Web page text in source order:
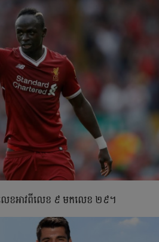
លេខ​អាវ​ពី​លេខ ៩ មក​លេខ ២៩។